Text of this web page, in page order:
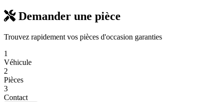
Demander une pièce
Trouvez rapidement vos pièces d'occasion garanties
1
Véhicule
2
Pièces
3
Contact